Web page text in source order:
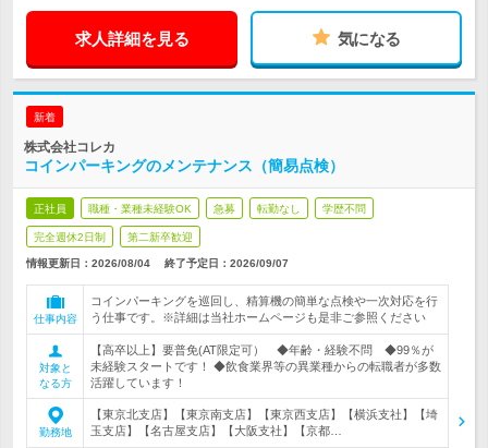
求人詳細を見る 気になる
新着
株式会社コレカ
コインパーキングのメンテナンス（簡易点検）
正社員 職種・業種未経験OK 急募 転勤なし 学歴不問
完全週休2日制 第二新卒歓迎
情報更新日：2026/08/04 終了予定日： 2026/09/07
仕事内容
コインパーキングを巡回し、精算機の簡単な点検や一次対応を行
う仕事です。※詳細は当社ホームページも是非ご参照ください
対象と
なる方
【高卒以上】要普免(AT限定可） ◆年齢・経験不問 ◆99％が
未経験スタートです！ ◆飲食業界等の異業種からの転職者が多数
活躍しています！
勤務地
【東京北支店】【東京南支店】【東京西支店】【横浜支社】【埼
玉支店】【名古屋支店】【大阪支社】【京都…